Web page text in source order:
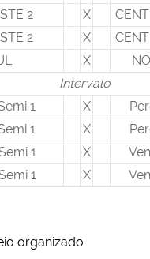
2 X
2 X
X
Intervalo
1 X
1 X
1 X
1 X
organizado